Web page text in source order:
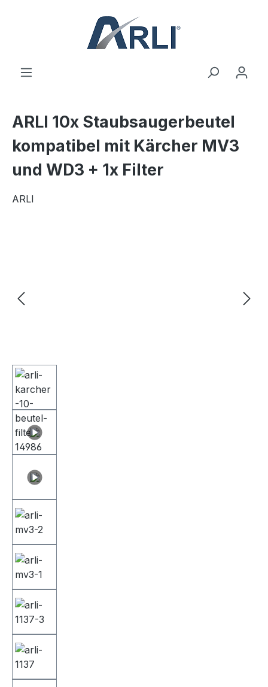
ARLI 10x Staubsaugerbeutel
kompatibel mit Kärcher MV3
und WD3 + 1x Filter
ARLI